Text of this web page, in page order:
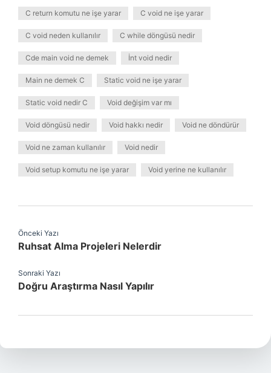
C return komutu ne işe yarar C void ne işe yarar
C void neden kullanılır C while döngüsü nedir
Cde main void ne demek İnt void nedir
Main ne demek C Static void ne işe yarar
Static void nedir C Void değişim var mı
Void döngüsü nedir Void hakkı nedir Void ne döndürür
Void ne zaman kullanılır Void nedir
Void setup komutu ne işe yarar Void yerine ne kullanılır
Önceki Yazı
Ruhsat Alma Projeleri Nelerdir
Sonraki Yazı
Doğru Araştırma Nasıl Yapılır